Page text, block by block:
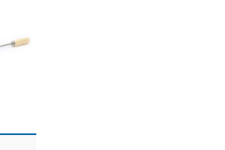
EQUINE KØLETERAPI